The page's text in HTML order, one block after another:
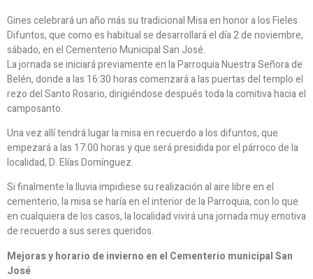
Gines celebrará un año más su tradicional Misa en honor a los Fieles
Difuntos, que como es habitual se desarrollará el día 2 de noviembre,
sábado, en el Cementerio Municipal San José.
La jornada se iniciará previamente en la Parroquia Nuestra Señora de
Belén, donde a las 16:30 horas comenzará a las puertas del templo el
rezo del Santo Rosario, dirigiéndose después toda la comitiva hacia el
camposanto.
Una vez allí tendrá lugar la misa en recuerdo a los difuntos, que
empezará a las 17:00 horas y que será presidida por el párroco de la
localidad, D. Elías Domínguez.
Si finalmente la lluvia impidiese su realización al aire libre en el
cementerio, la misa se haría en el interior de la Parroquia, con lo que
en cualquiera de los casos, la localidad vivirá una jornada muy emotiva
de recuerdo a sus seres queridos.
Mejoras y horario de invierno en el Cementerio municipal San
José